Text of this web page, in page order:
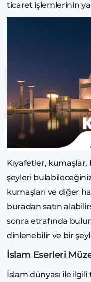
ticaret işlemlerinin
Kıyafetler,
şeyleri
kumaşları ve diğer
buradan satın
sonra etrafında
dinlenebilir ve bir
İslam Eserleri
İslam dünyası ile